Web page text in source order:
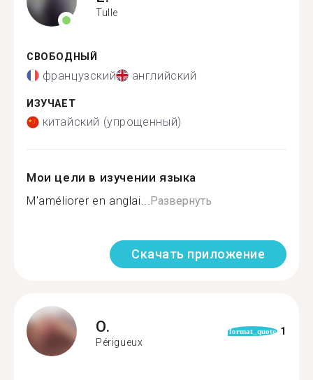
Tulle
СВОБОДНЫЙ
французский английский
ИЗУЧАЕТ
китайский (упрощенный)
Мои цели в изучении языка
M'améliorer en anglai...Развернуть
Скачать приложение
O.
Périgueux
format_quote 1